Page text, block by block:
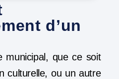
d’un
municipal, que ce soit
culturelle, ou un autre